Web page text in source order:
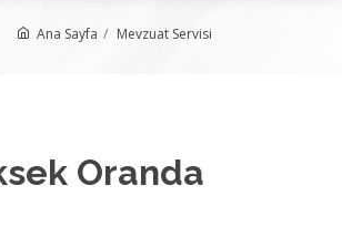
Ana Sayfa Mevzuat Servisi
Oranda